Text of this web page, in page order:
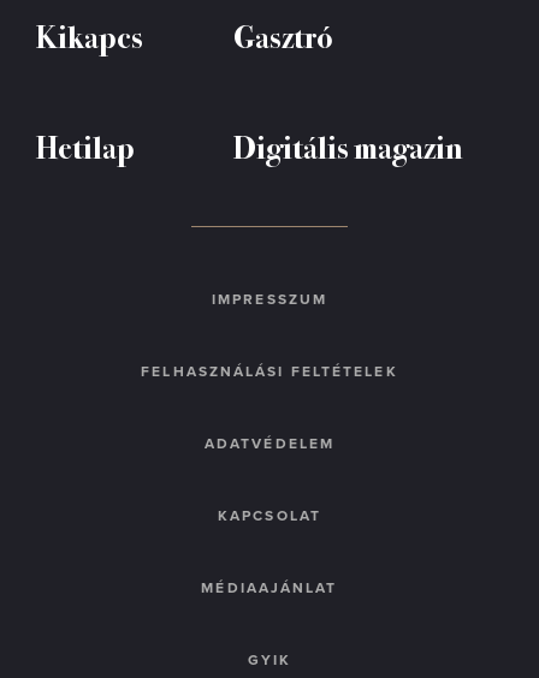
Kikapcs Gasztró
Hetilap Digitális magazin
IMPRESSZUM
FELHASZNÁLÁSI FELTÉTELEK
ADATVÉDELEM
KAPCSOLAT
MÉDIAAJÁNLAT
GYIK